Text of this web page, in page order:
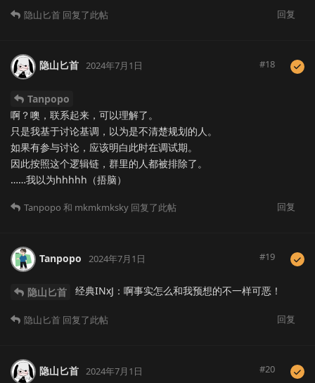
回复
隐山匕首 回复了此帖
隐山匕首 2024年7月1日 #18
Tanpopo
啊？噢，联系起来，可以理解了。
只是我基于讨论基调，以为是不清楚规划的人。
如果有参与讨论，应该明白此时在调试期。
因此按照这个逻辑链，群里的人都被排除了。
……我以为hhhhh（捂脑）
回复
Tanpopo 和 mkmkmksky 回复了此帖
Tanpopo 2024年7月1日 #19
隐山匕首 经典INxJ：啊事实怎么和我预想的不一样可恶！
回复
隐山匕首 回复了此帖
隐山匕首 2024年7月1日 #20